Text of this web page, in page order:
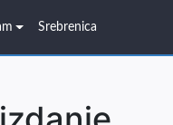
Srebrenica